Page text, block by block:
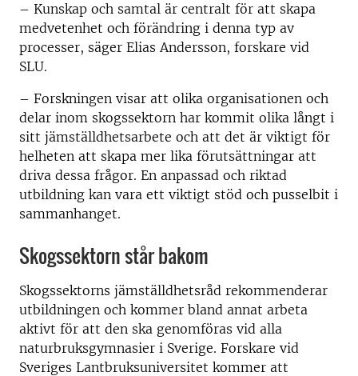
– Kunskap och samtal är centralt för att skapa
medvetenhet och förändring i denna typ av
processer, säger Elias Andersson, forskare vid
SLU.
– Forskningen visar att olika organisationen och
delar inom skogssektorn har kommit olika långt i
sitt jämställdhetsarbete och att det är viktigt för
helheten att skapa mer lika förutsättningar att
driva dessa frågor. En anpassad och riktad
utbildning kan vara ett viktigt stöd och pusselbit i
sammanhanget.
Skogssektorn står bakom
Skogssektorns jämställdhetsråd rekommenderar
utbildningen och kommer bland annat arbeta
aktivt för att den ska genomföras vid alla
naturbruksgymnasier i Sverige. Forskare vid
Sveriges Lantbruksuniversitet kommer att